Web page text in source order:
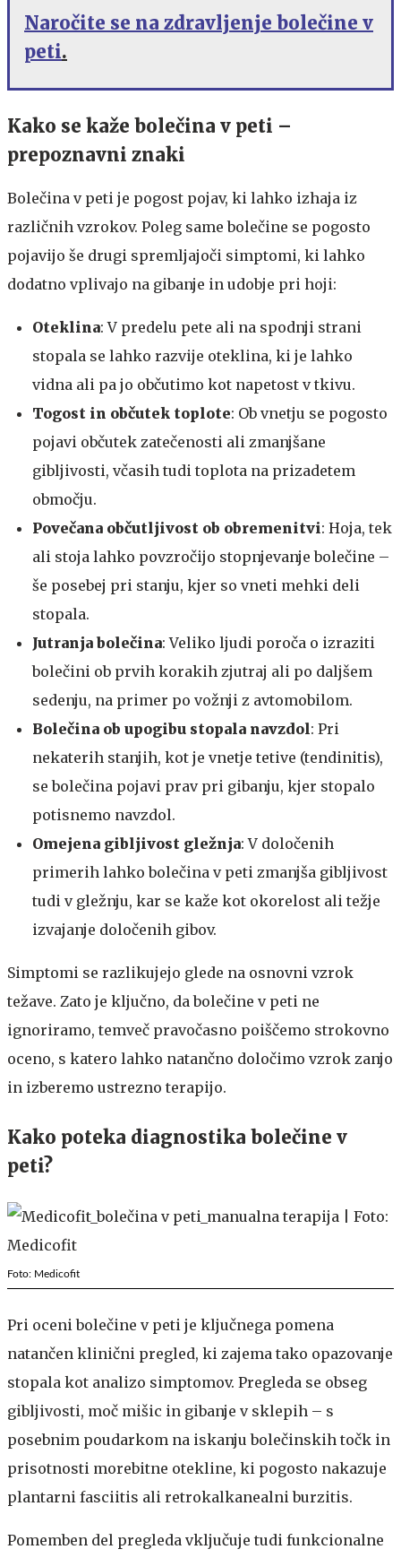
Naročite se na zdravljenje bolečine v
peti.
Kako se kaže bolečina v peti –
prepoznavni znaki
Bolečina v peti je pogost pojav, ki lahko izhaja iz
različnih vzrokov. Poleg same bolečine se pogosto
pojavijo še drugi spremljajoči simptomi, ki lahko
dodatno vplivajo na gibanje in udobje pri hoji:
Oteklina: V predelu pete ali na spodnji strani
stopala se lahko razvije oteklina, ki je lahko
vidna ali pa jo občutimo kot napetost v tkivu.
Togost in občutek toplote: Ob vnetju se pogosto
pojavi občutek zatečenosti ali zmanjšane
gibljivosti, včasih tudi toplota na prizadetem
območju.
Povečana občutljivost ob obremenitvi: Hoja, tek
ali stoja lahko povzročijo stopnjevanje bolečine –
še posebej pri stanju, kjer so vneti mehki deli
stopala.
Jutranja bolečina: Veliko ljudi poroča o izraziti
bolečini ob prvih korakih zjutraj ali po daljšem
sedenju, na primer po vožnji z avtomobilom.
Bolečina ob upogibu stopala navzdol: Pri
nekaterih stanjih, kot je vnetje tetive (tendinitis),
se bolečina pojavi prav pri gibanju, kjer stopalo
potisnemo navzdol.
Omejena gibljivost gležnja: V določenih
primerih lahko bolečina v peti zmanjša gibljivost
tudi v gležnju, kar se kaže kot okorelost ali težje
izvajanje določenih gibov.
Simptomi se razlikujejo glede na osnovni vzrok
težave. Zato je ključno, da bolečine v peti ne
ignoriramo, temveč pravočasno poiščemo strokovno
oceno, s katero lahko natančno določimo vzrok zanjo
in izberemo ustrezno terapijo.
Kako poteka diagnostika bolečine v
peti?
Foto: Medicofit
Pri oceni bolečine v peti je ključnega pomena
natančen klinični pregled, ki zajema tako opazovanje
stopala kot analizo simptomov. Pregleda se obseg
gibljivosti, moč mišic in gibanje v sklepih – s
posebnim poudarkom na iskanju bolečinskih točk in
prisotnosti morebitne otekline, ki pogosto nakazuje
plantarni fasciitis ali retrokalkanealni burzitis.
Pomemben del pregleda vključuje tudi funkcionalne